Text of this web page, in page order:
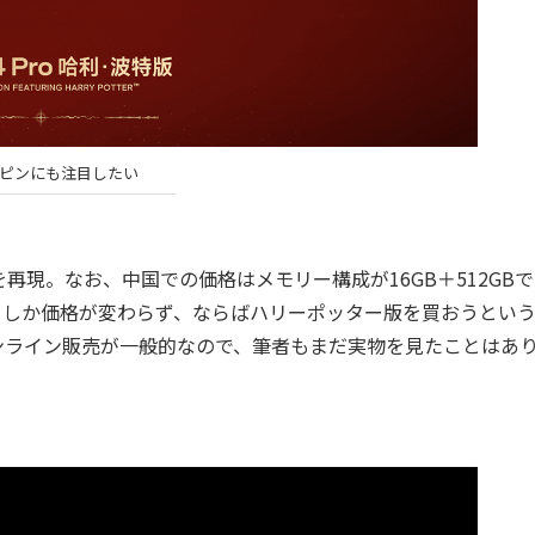
ンにも注目したい
。なお、中国での価格はメモリー構成が16GB＋512GB
か価格が変わらず、ならばハリーポッター版を買おうとい
イン販売が一般的なので、筆者もまだ実物を見たことはあ